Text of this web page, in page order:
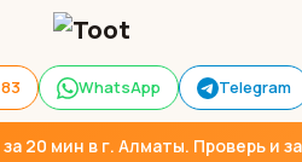
WhatsApp Telegram
20 мин в г. Алматы. Проверь и